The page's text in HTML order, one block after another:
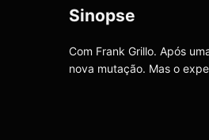
Sinopse
Com Frank Grillo. Após
nova mutação. Mas o